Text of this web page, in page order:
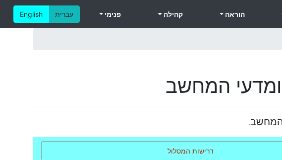
English עברית הוראה קהילה פנימי
המחשב
המחשב.
דרישות המסלול